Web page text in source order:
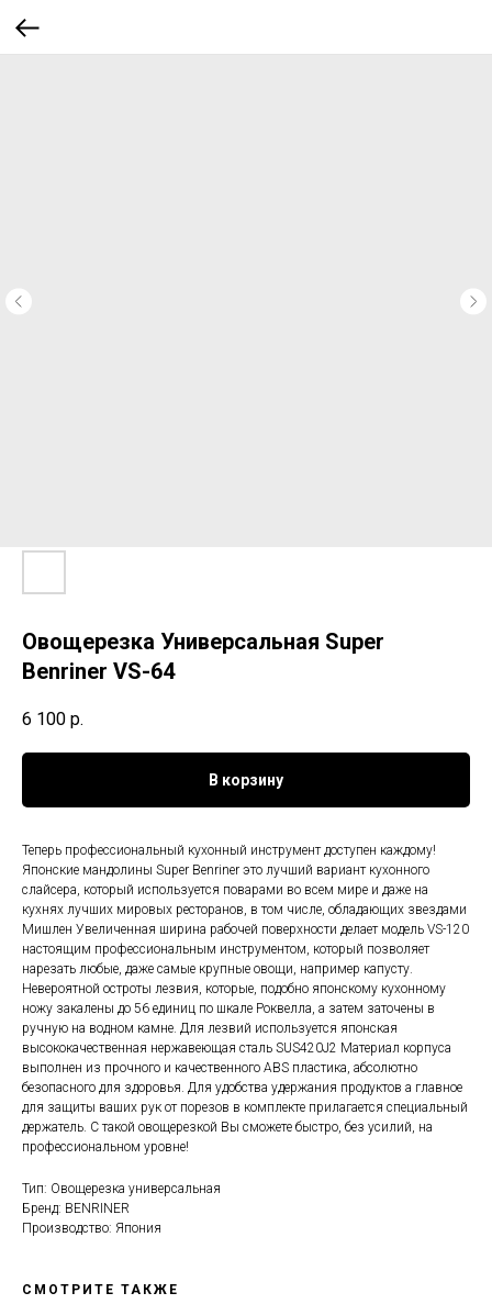
Овощерезка Универсальная Super
Benriner VS-64
6 100 р.
В корзину
Теперь профессиональный кухонный инструмент доступен каждому!
Японские мандолины Super Benriner это лучший вариант кухонного
слайсера, который используется поварами во всем мире и даже на
кухнях лучших мировых ресторанов, в том числе, обладающих звездами
Мишлен Увеличенная ширина рабочей поверхности делает модель VS-120
настоящим профессиональным инструментом, который позволяет
нарезать любые, даже самые крупные овощи, например капусту.
Невероятной остроты лезвия, которые, подобно японскому кухонному
ножу закалены до 56 единиц по шкале Роквелла, а затем заточены в
ручную на водном камне. Для лезвий используется японская
высококачественная нержавеющая сталь SUS420J2 Материал корпуса
выполнен из прочного и качественного ABS пластика, абсолютно
безопасного для здоровья. Для удобства удержания продуктов а главное
для защиты ваших рук от порезов в комплекте прилагается специальный
держатель. С такой овощерезкой Вы сможете быстро, без усилий, на
профессиональном уровне!
Тип: Овощерезка универсальная
Бренд: BENRINER
Производство: Япония
СМОТРИТЕ ТАКЖЕ